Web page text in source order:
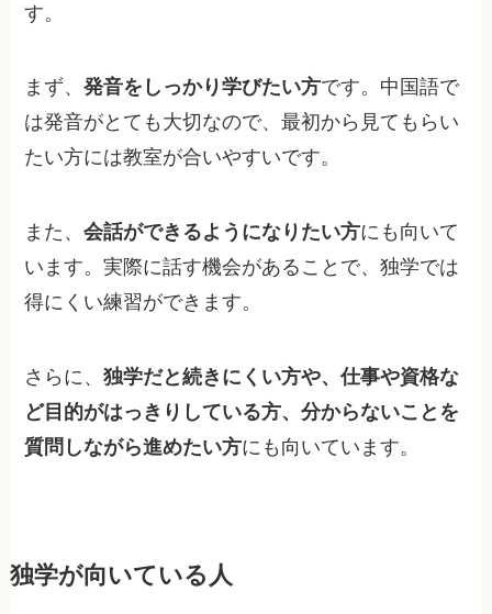
す。
まず、発音をしっかり学びたい方です。中国語で
は発音がとても大切なので、最初から見てもらい
たい方には教室が合いやすいです。
また、会話ができるようになりたい方にも向いて
います。実際に話す機会があることで、独学では
得にくい練習ができます。
さらに、独学だと続きにくい方や、仕事や資格な
ど目的がはっきりしている方、分からないことを
質問しながら進めたい方にも向いています。
独学が向いている人